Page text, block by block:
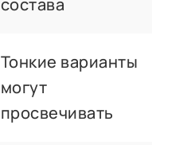
состава
Тонкие варианты
могут
просвечивать